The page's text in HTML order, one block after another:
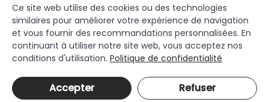
Dig Radio © 2026 - Tous droits réservés | Réalisé parEI Enzo
Michaud
Vous écoutezDig Radio Challans
Dig Radio
Ce site web utilise des cookies ou des technologies
similaires pour améliorer votre expérience de navigation
et vous fournir des recommandations personnalisées. En
continuant à utiliser notre site web, vous acceptez nos
conditions d'utilisation. Politique de confidentialité
Accepter Refuser